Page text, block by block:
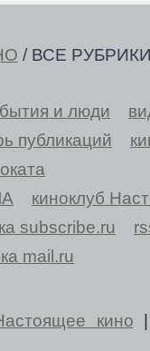
/ ВСЕ
и люди
публикаций
киноклуб
subscribe.ru
mail.ru
кино